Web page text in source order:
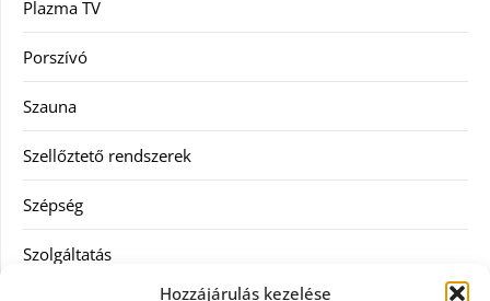
Hozzájárulás kezelése
Plazma TV
Porszívó
Szauna
Szellőztető rendszerek
Szépség
Szolgáltatás